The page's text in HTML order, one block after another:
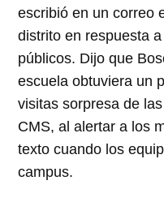
escribió en un correo
distrito en respuesta
públicos. Dijo que
escuela obtuviera un
visitas sorpresa de
CMS, al alertar a los
texto cuando los
campus.